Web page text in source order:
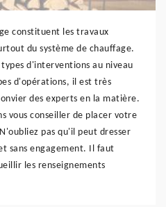
constituent les travaux
du système de chauffage.
d'interventions au niveau
d'opérations, il est très
des experts en la matière.
vous conseiller de placer votre
pas qu'il peut dresser
sans engagement. Il faut
les renseignements